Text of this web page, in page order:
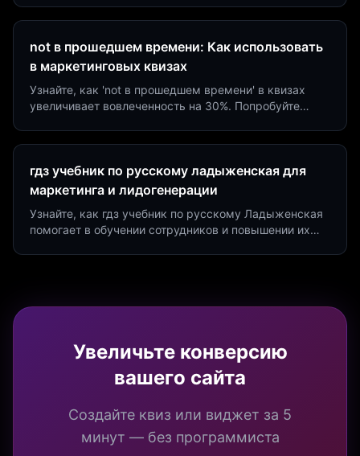
not в прошедшем времени: Как использовать
в маркетинговых квизах
Узнайте, как 'not в прошедшем времени' в квизах
увеличивает вовлеченность на 30%. Попробуйте
гдз учебник по русскому ладыженская для
маркетинга и лидогенерации
Узнайте, как гдз учебник по русскому Ладыженская
помогает в обучении сотрудников и повышении их
Увеличьте конверсию
вашего сайта
Создайте квиз или виджет за 5
минут — без программиста